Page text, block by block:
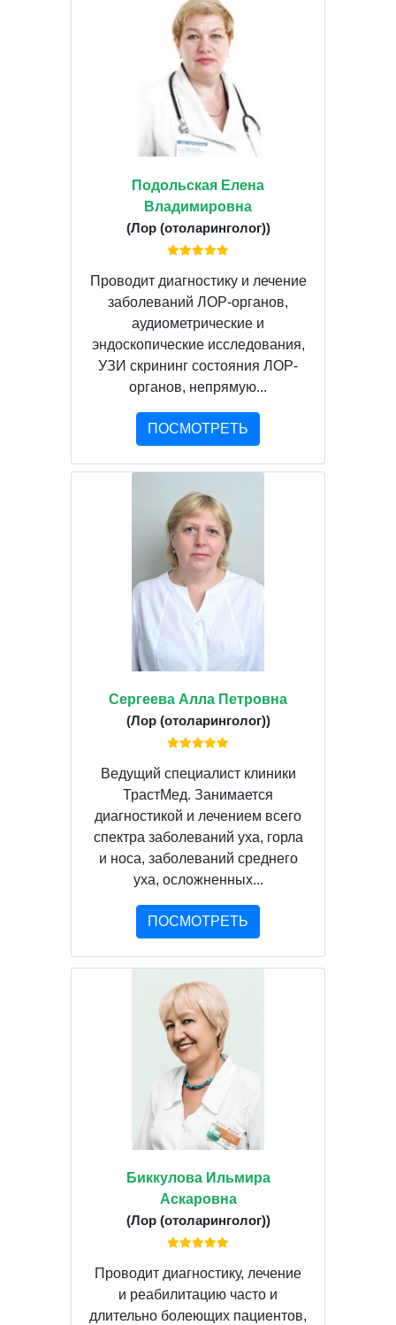
Подольская Елена
Владимировна
(Лор (отоларинголог))
Проводит диагностику и лечение
заболеваний ЛОР-органов,
аудиометрические и
эндоскопические исследования,
УЗИ скрининг состояния ЛОР-
органов, непрямую...
ПОСМОТРЕТЬ
Сергеева Алла Петровна
(Лор (отоларинголог))
Ведущий специалист клиники
ТрастМед. Занимается
диагностикой и лечением всего
спектра заболеваний уха, горла
и носа, заболеваний среднего
уха, осложненных...
ПОСМОТРЕТЬ
Биккулова Ильмира
Аскаровна
(Лор (отоларинголог))
Проводит диагностику, лечение
и реабилитацию часто и
длительно болеющих пациентов,